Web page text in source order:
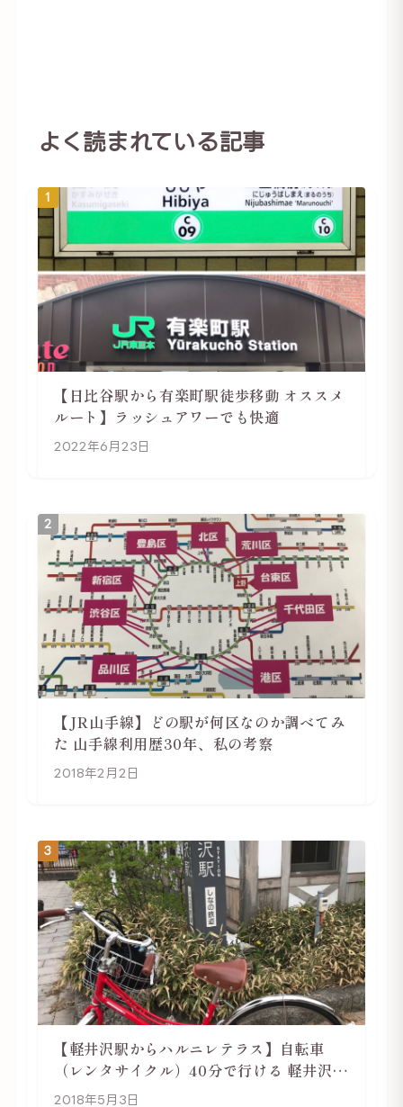
よく読まれている記事
1
【日比谷駅から有楽町駅徒歩移動 オススメ
ルート】ラッシュアワーでも快適
2022年6月23日
2
【JR山手線】どの駅が何区なのか調べてみ
た 山手線利用歴30年、私の考察
2018年2月2日
3
【軽井沢駅からハルニレテラス】自転車
（レンタサイクル）40分で行ける 軽井沢旅
行は自転車利用がおススメ
2018年5月3日